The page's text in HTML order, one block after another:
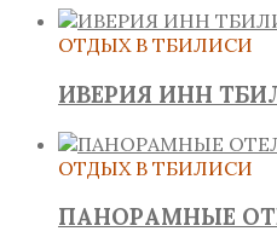
ОТДЫХ В ТБИЛИСИ
ИВЕРИЯ ИНН
ОТДЫХ В ТБИЛИСИ
ПАНОРАМНЫЕ